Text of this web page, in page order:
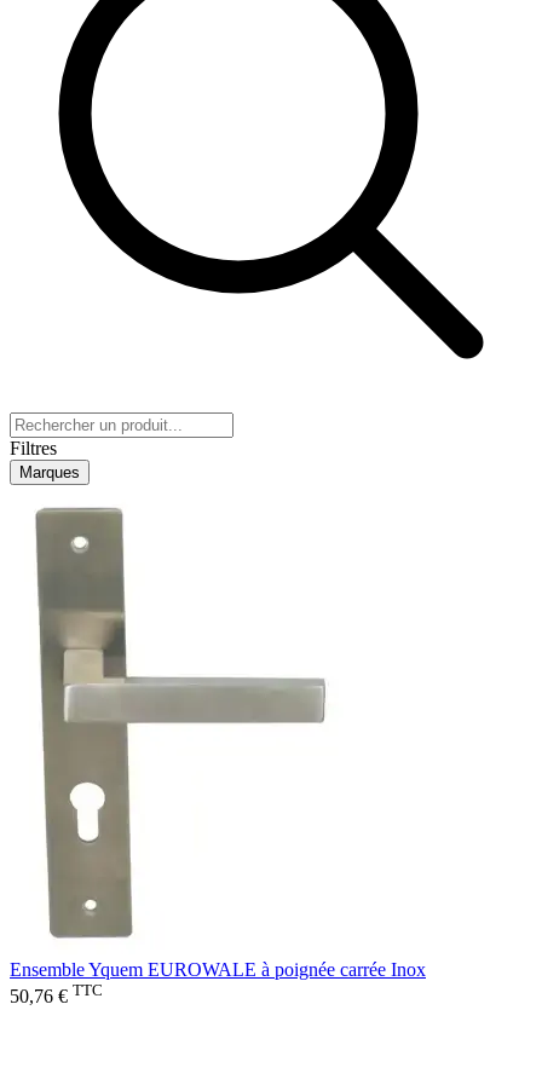
Filtres
Marques
Ensemble Yquem EUROWALE à poignée carrée Inox
50,76 € TTC